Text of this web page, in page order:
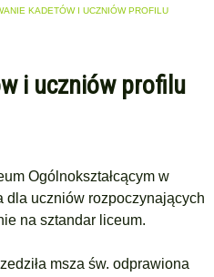
KADETÓW I UCZNIÓW PROFILU
i uczniów profilu
Ogólnokształcącym w
dla uczniów rozpoczynających
na sztandar liceum.
msza św. odprawiona